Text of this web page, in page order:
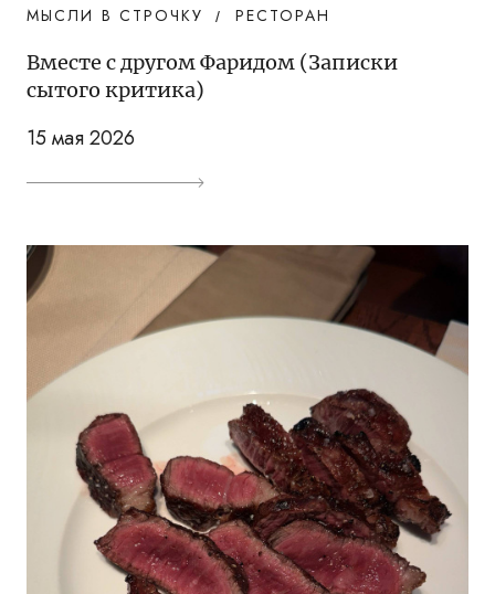
МЫСЛИ В СТРОЧКУ РЕСТОРАН
Вместе с другом Фаридом (Записки
сытого критика)
15 мая 2026